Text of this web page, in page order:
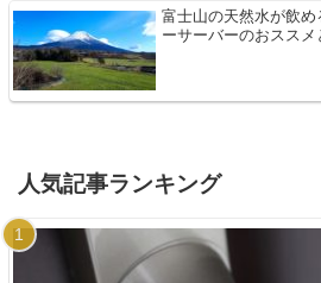
富士山の天然水が飲め
ーサーバーのおススメ
人気記事ランキング